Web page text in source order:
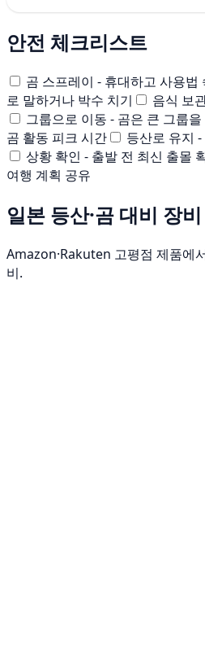
안전 체크리스트
곰 스프레이 - 휴대하고 사용법
로 말하거나 박수 치기
음식 보
그룹으로 이동 - 곰은 큰 그룹
곰 활동 피크 시간
등산로 유지
상황 확인 - 출발 전 최신 출몰
여행 계획 공유
일본 등산·곰 대비 장비
Amazon·Rakuten 고평점 제품에
비.